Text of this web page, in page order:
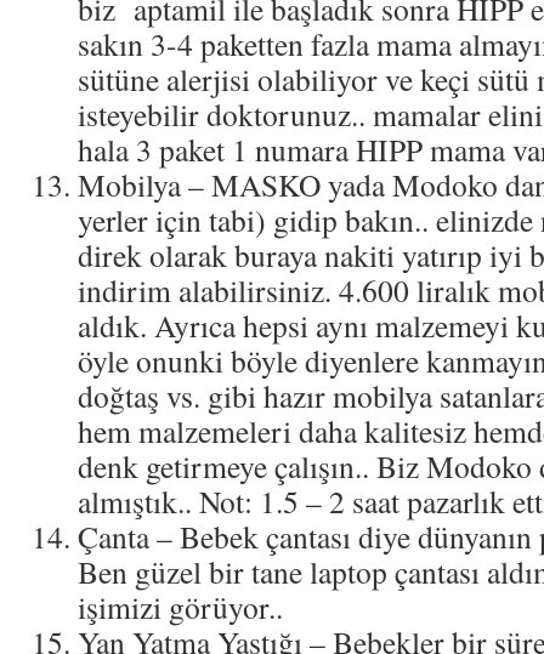
biz aptamil ile başladık sonra HIPP
sakın 3-4 paketten fazla mama
sütüne alerjisi olabiliyor ve keçi sütü
isteyebilir doktorunuz.. mamalar
hala 3 paket 1 numara HIPP mama
Mobilya – MASKO yada Modoko
yerler için tabi) gidip bakın.. elinizde
direk olarak buraya nakiti yatırıp iyi
indirim alabilirsiniz. 4.600 liralık
aldık. Ayrıca hepsi aynı malzemeyi
öyle onunki böyle diyenlere
doğtaş vs. gibi hazır mobilya
hem malzemeleri daha kalitesiz
denk getirmeye çalışın.. Biz
almıştık.. Not: 1.5 – 2 saat pazarlık
Çanta – Bebek çantası diye
Ben güzel bir tane laptop çantası
işimizi görüyor..
Yan Yatma Yastığı – Bebekler bir